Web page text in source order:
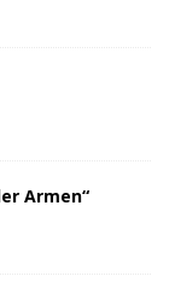
Armen“